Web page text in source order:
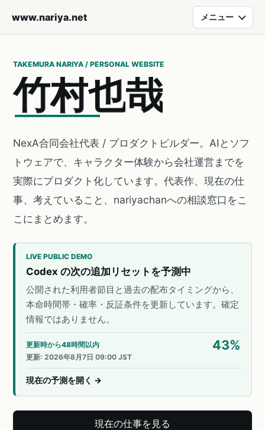
www.nariya.net メニュー
TAKEMURA NARIYA / PERSONAL WEBSITE
竹村也哉
NexA合同会社代表 / プロダクトビルダー。AIとソフ
トウェアで、キャラクター体験から会社運営までを
実際にプロダクト化しています。代表作、現在の仕
事、考えていること、nariyachanへの相談窓口をこ
こにまとめます。
LIVE PUBLIC DEMO
Codex の次の追加リセットを予測中
公開された利用者節目と過去の配布タイミングから、
本命時間帯・確率・反証条件を更新しています。確定
情報ではありません。
更新時から48時間以内 43%
更新:2026年8月7日 09:00 JST
現在の予測を開く →
現在の仕事を見る